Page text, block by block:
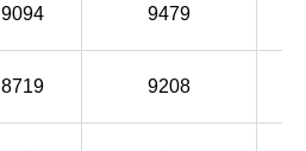
9094 9479
8719 9208